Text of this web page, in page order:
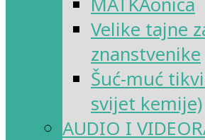
Velike tajne
znanstvenike
Šuć-muć
svijet kemije)
AUDIO I